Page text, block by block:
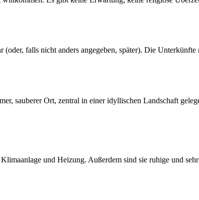
falls nicht anders angegeben, später). Die
sauberer Ort, zentral in einer idyllischen Landschaft
und Heizung. Außerdem sind sie ruhige und